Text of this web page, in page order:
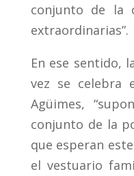
conjunto de la
extraordinarias”.
En ese sentido,
vez se celebra
Agüimes,
conjunto de la
que esperan
el vestuario